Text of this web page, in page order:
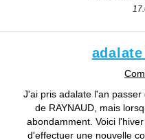
adalate
J'ai pris adalate l'an
de RAYNAUD, mais
abondamment. Voici
d'effectuer une nouvelle